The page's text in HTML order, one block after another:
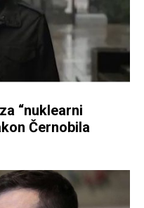
“nuklearni
Černobila